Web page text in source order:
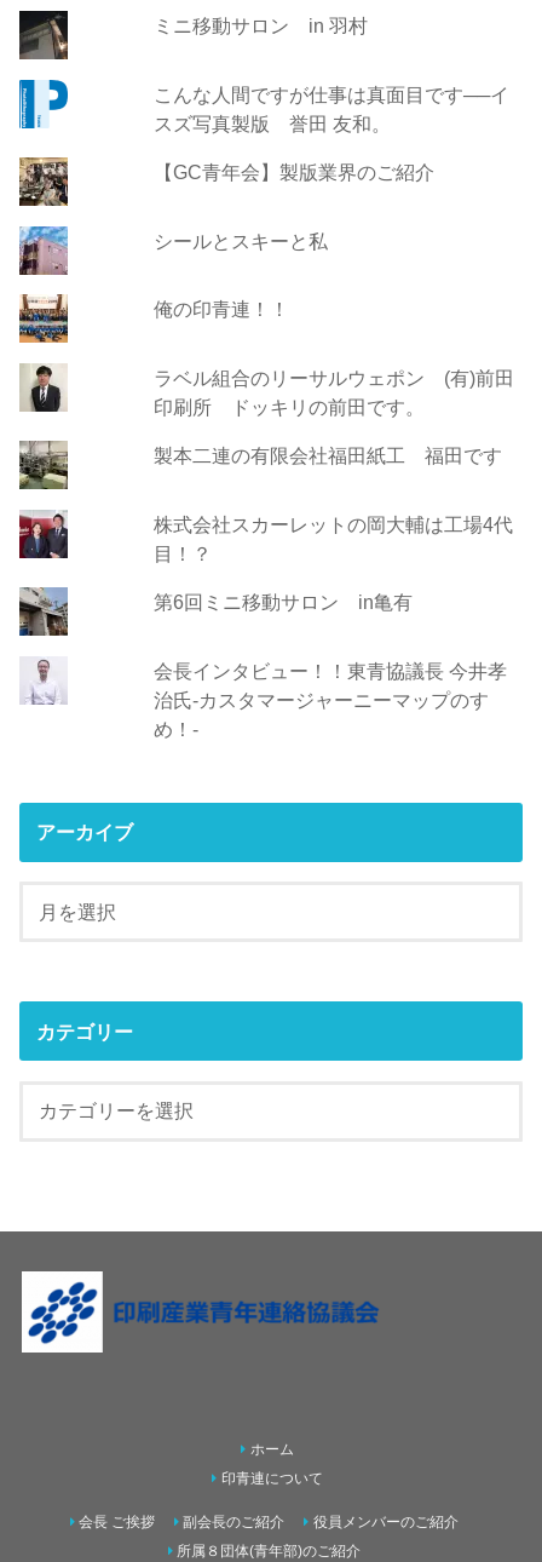
ミニ移動サロン in 羽村
こんな人間ですが仕事は真面目です──イ
スズ写真製版 誉田 友和。
【GC青年会】製版業界のご紹介
シールとスキーと私
俺の印青連！！
ラベル組合のリーサルウェポン (有)前田
印刷所 ドッキリの前田です。
製本二連の有限会社福田紙工 福田です
株式会社スカーレットの岡大輔は工場4代
目！？
第6回ミニ移動サロン in亀有
会長インタビュー！！東青協議長 今井孝
治氏-カスタマージャーニーマップのすゝ
め！-
アーカイブ
カテゴリー
ホーム
印青連について
会長 ご挨拶 副会長のご紹介
役員メンバーのご紹介
所属８団体(青年部)のご紹介